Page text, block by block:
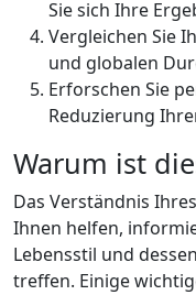
Sie sich Ihre
Vergleichen Sie
und globalen
Erforschen Sie
Reduzierung
Warum ist
Das Verständnis
Ihnen helfen,
Lebensstil und
treffen. Einige